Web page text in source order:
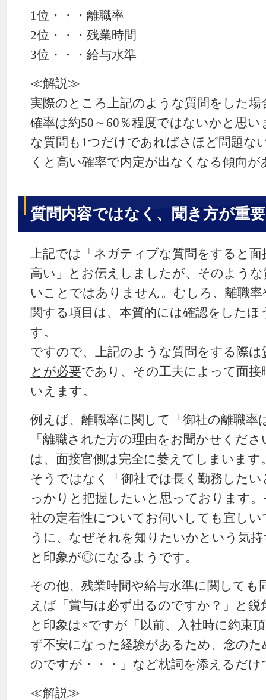
1位・・・離職率
2位・・・残業時間
3位・・・給与水準
≪解説≫
実際のところ上記のような質問をした
確率は約50～60％程度ではないかと思
な質問も1つだけであればさほど問題な
くと高い確率で内定が出なくなる傾向が
質問内容ではなく、聞き方が重
上記では「ネガティブな質問をすると
高い」とお伝えしましたが、そのよう
いことではありません。むしろ、離職率
関する項目は、本質的には確認をしたほ
す。
ですので、上記のような質問をする際は
とが必要であり、その工夫によって面
いえます。
例えば、離職率に関して「御社の離職率
「離職された方の理由をお聞かせくだ
は、面接官側は完全に萎えてしまいます
そうではなく「御社では長く勤務した
っかりと把握したいと思っております
社の定着性についてお伺いしても宜し
うに、なぜそれを知りたいかという気
と印象が◎になるようです。
その他、残業時間や給与水準に関しても
えば「賞与は必ず出るのですか？」と
と印象は×ですが「以前、入社時に約束
ず不安になった経験があるため、念の
のですが・・・」など枕詞を添えるだ
≪解説≫